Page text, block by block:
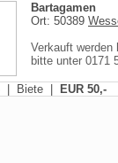
Bartagamen
Ort: 50389
Verkauft
bitte unter 0171
| Biete | EUR 50,-